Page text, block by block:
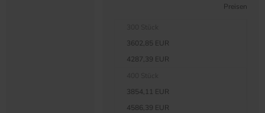
Preisen
3602,85 EUR
4287,39 EUR
3854,11 EUR
4586,39 EUR